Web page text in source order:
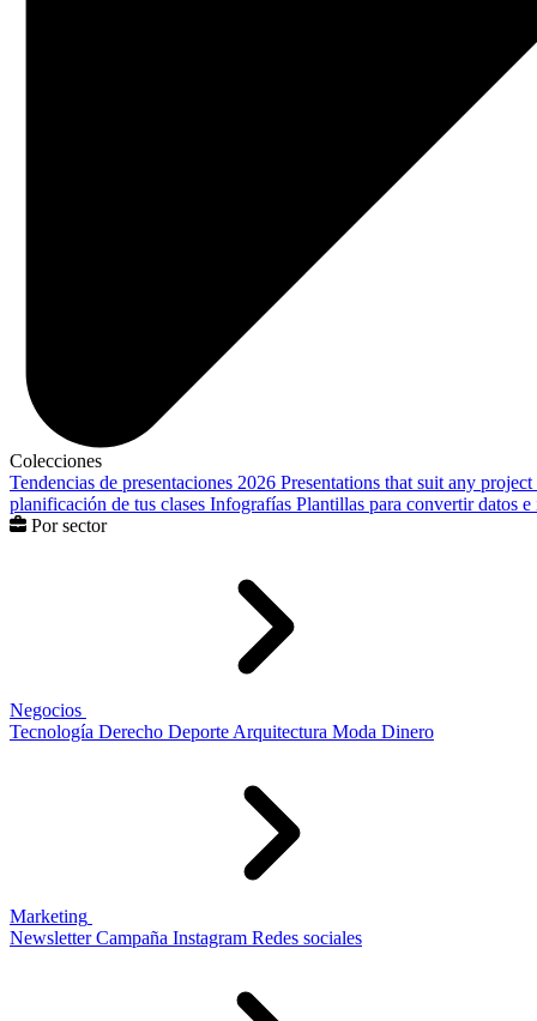
Colecciones
Tendencias de presentaciones 2026 Presentations that suit any project
planificación de tus clases Infografías Plantillas para convertir datos
Por sector
Negocios
Tecnología Derecho Deporte Arquitectura Moda Dinero
Marketing
Newsletter Campaña Instagram Redes sociales